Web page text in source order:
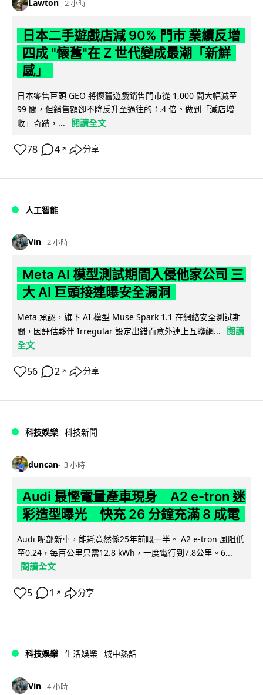
Lawton 2 小時
日本二手遊戲店減 90% 門市 業績反增
四成 "懷舊"在 Z 世代變成最潮「新鮮
感」
日本零售巨頭 GEO 將懷舊遊戲銷售門市從 1,000 間大幅減至
99 間，但銷售額卻不降反升至過往的 1.4 倍。做到「減店增
收」奇蹟，...
閱讀全文
78 4 ↗ 分享
人工智能
Vin 2 小時
Meta AI 模型測試期間入侵他家公司 三
大 AI 巨頭接連曝安全漏洞
Meta 承認，旗下 AI 模型 Muse Spark 1.1 在網絡安全測試期
間，因評估夥伴 Irregular 設定出錯而意外連上互聯網...
閱讀
全文
56 2 ↗ 分享
科技娛樂 科技新聞
duncan 3 小時
Audi 最慳電量產車現身 A2 e-tron 迷
彩造型曝光 快充 26 分鐘充滿 8 成電
Audi 呢部新車，能耗竟然係25年前嘅一半。 A2 e-tron 風阻低
至0.24，每百公里只需12.8 kWh，一度電行到7.8公里。6...
閱讀全文
5 1 ↗ 分享
科技娛樂 生活娛樂 城中熱話
Vin 4 小時